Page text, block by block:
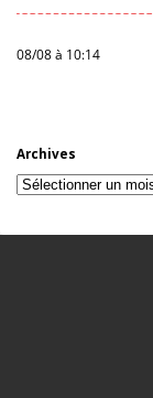
08/08 à 10:14
Archives
Archives